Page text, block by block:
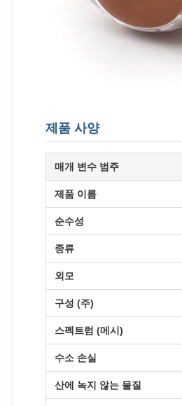
제품 사양
매개 변수 범주
제품 이름
순수성
종류
외모
구성 (주)
스펙트럼 (메시)
수소 손실
산에 녹지 않는 물질